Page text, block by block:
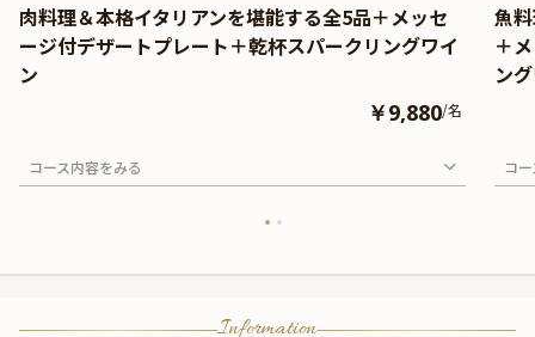
肉料理＆本格イタリアンを堪能する全5品＋メッセ
ージ付デザートプレート＋乾杯スパークリングワイ
ン
￥9,880/名
コース内容をみる
魚
＋
ン
コ
Information